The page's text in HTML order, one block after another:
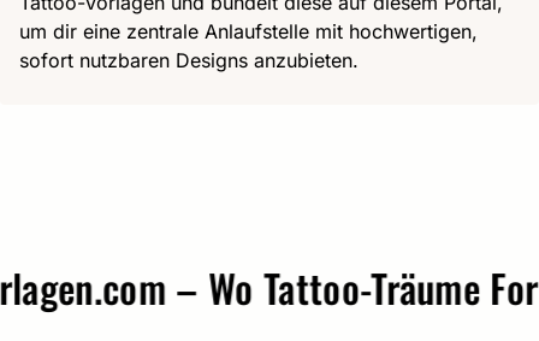
um dir eine zentrale Anlaufstelle mit hochwertigen,
sofort nutzbaren Designs anzubieten.
– Wo Tattoo-Träume Form